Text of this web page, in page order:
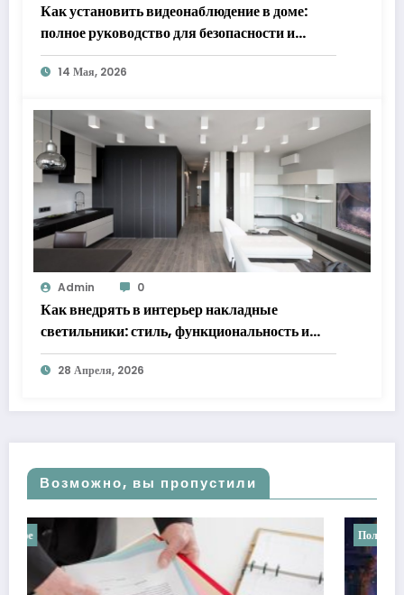
Как установить видеонаблюдение в доме:
полное руководство для безопасности и
спокойствия
14 Мая, 2026
Admin 0
Как внедрять в интерьер накладные
светильники: стиль, функциональность и
практические решения
28 Апреля, 2026
Возможно, вы пропустили
Полезное